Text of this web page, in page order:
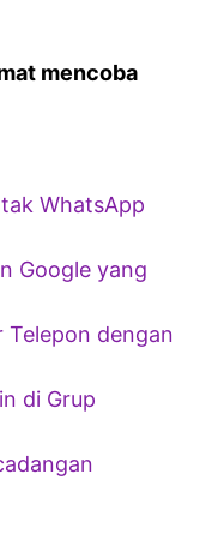
mencoba
WhatsApp
Google yang
Telepon dengan
di Grup